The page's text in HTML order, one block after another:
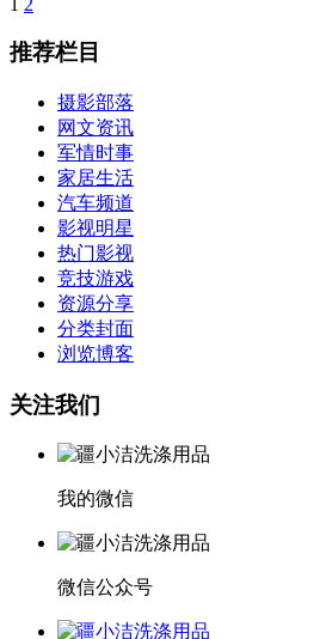
推荐栏目
摄影部落
网文资讯
军情时事
家居生活
汽车频道
影视明星
热门影视
竞技游戏
资源分享
分类封面
浏览博客
关注我们
我的微信
微信公众号